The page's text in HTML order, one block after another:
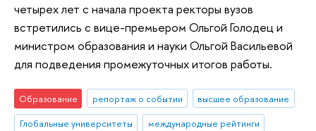
четырех лет с начала проекта ректоры вузов
встретились с вице-премьером Ольгой Голодец и
министром образования и науки Ольгой Васильевой
для подведения промежуточных итогов работы.
Образование репортаж о событии
высшее образование
Глобальные университеты
международные рейтинги